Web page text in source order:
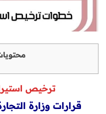
ترخيص
قرارات وزارة